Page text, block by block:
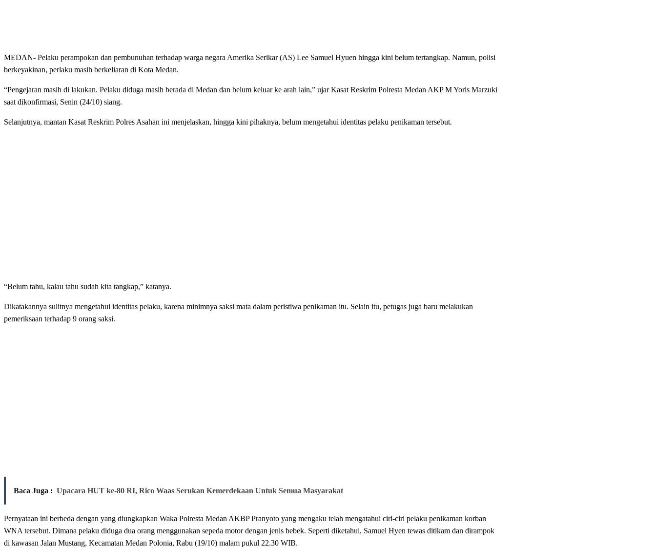
MEDAN- Pelaku perampokan dan pembunuhan terhadap warga negara Amerika Serikar (AS) Lee Samuel Hyuen hingga kini belum tertangkap. Namun, polisi
berkeyakinan, perlaku masih berkeliaran di Kota Medan.
“Pengejaran masih di lakukan. Pelaku diduga masih berada di Medan dan belum keluar ke arah lain,” ujar Kasat Reskrim Polresta Medan AKP M Yoris Marzuki
saat dikonfirmasi, Senin (24/10) siang.
Selanjutnya, mantan Kasat Reskrim Polres Asahan ini menjelaskan, hingga kini pihaknya, belum mengetahui identitas pelaku penikaman tersebut.
“Belum tahu, kalau tahu sudah kita tangkap,” katanya.
Dikatakannya sulitnya mengetahui identitas pelaku, karena minimnya saksi mata dalam peristiwa penikaman itu. Selain itu, petugas juga baru melakukan
pemeriksaan terhadap 9 orang saksi.
Baca Juga : Upacara HUT ke-80 RI, Rico Waas Serukan Kemerdekaan Untuk Semua Masyarakat
Pernyataan ini berbeda dengan yang diungkapkan Waka Polresta Medan AKBP Pranyoto yang mengaku telah mengatahui ciri-ciri pelaku penikaman korban
WNA tersebut. Dimana pelaku diduga dua orang menggunakan sepeda motor dengan jenis bebek. Seperti diketahui, Samuel Hyen tewas ditikam dan dirampok
di kawasan Jalan Mustang, Kecamatan Medan Polonia, Rabu (19/10) malam pukul 22.30 WIB.